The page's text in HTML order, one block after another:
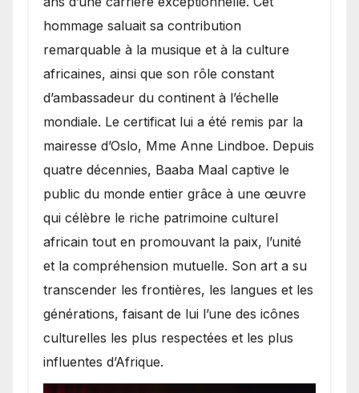
hommage saluait sa contribution
remarquable à la musique et à la culture
africaines, ainsi que son rôle constant
d’ambassadeur du continent à l’échelle
mondiale. Le certificat lui a été remis par la
mairesse d’Oslo, Mme Anne Lindboe. Depuis
quatre décennies, Baaba Maal captive le
public du monde entier grâce à une œuvre
qui célèbre le riche patrimoine culturel
africain tout en promouvant la paix, l’unité
et la compréhension mutuelle. Son art a su
transcender les frontières, les langues et les
générations, faisant de lui l’une des icônes
culturelles les plus respectées et les plus
influentes d’Afrique.